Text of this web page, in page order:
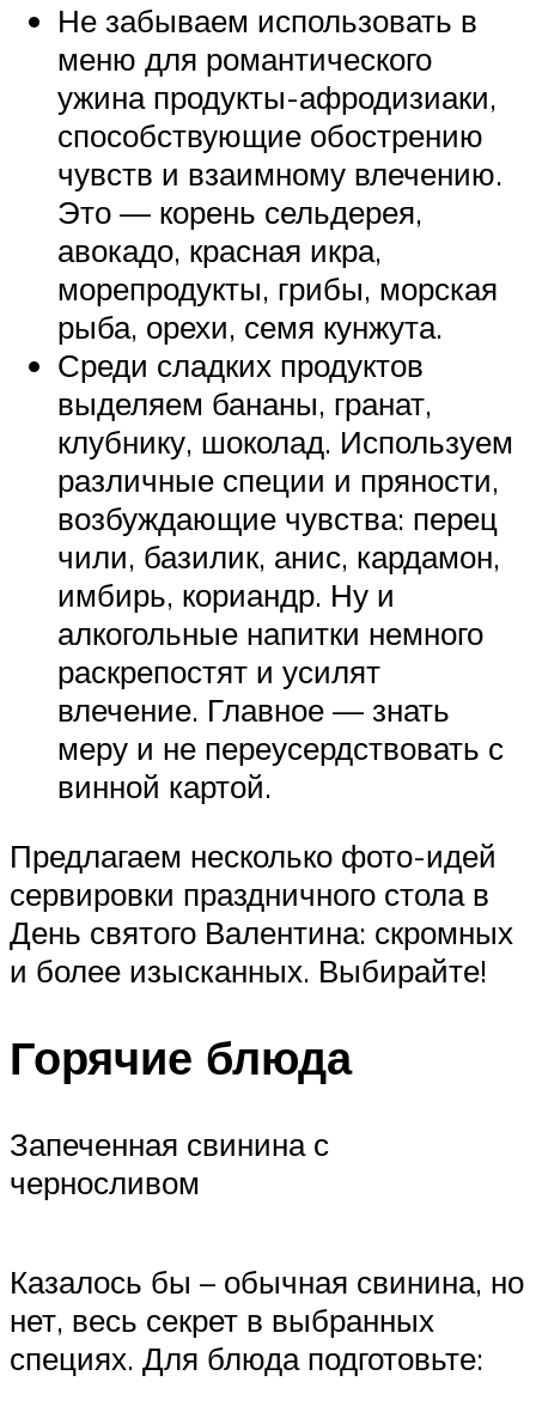
Не забываем использовать в
меню для романтического
ужина продукты-афродизиаки,
способствующие обострению
чувств и взаимному влечению.
Это — корень сельдерея,
авокадо, красная икра,
морепродукты, грибы, морская
рыба, орехи, семя кунжута.
Среди сладких продуктов
выделяем бананы, гранат,
клубнику, шоколад. Используем
различные специи и пряности,
возбуждающие чувства: перец
чили, базилик, анис, кардамон,
имбирь, кориандр. Ну и
алкогольные напитки немного
раскрепостят и усилят
влечение. Главное — знать
меру и не переусердствовать с
винной картой.
Предлагаем несколько фото-идей
сервировки праздничного стола в
День святого Валентина: скромных
и более изысканных. Выбирайте!
Горячие блюда
Запеченная свинина с
черносливом
Казалось бы – обычная свинина, но
нет, весь секрет в выбранных
специях. Для блюда подготовьте: